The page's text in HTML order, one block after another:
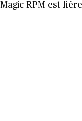
Magic RPM est